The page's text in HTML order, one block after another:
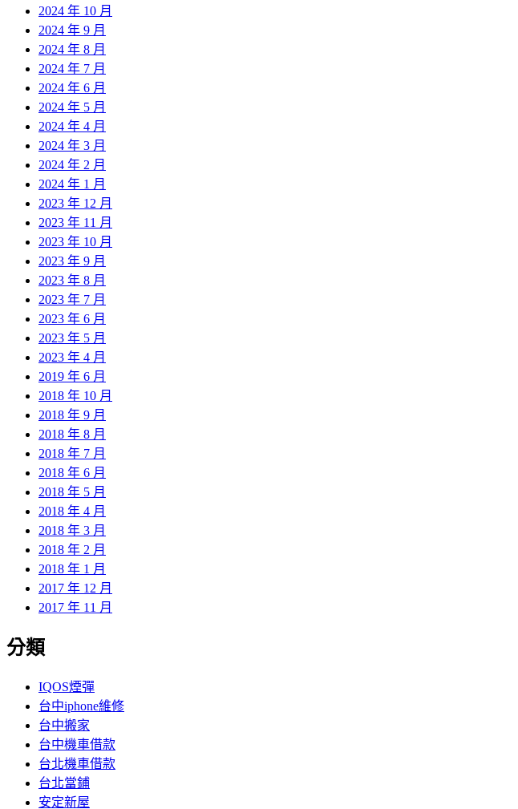
2024 年 10 月
2024 年 9 月
2024 年 8 月
2024 年 7 月
2024 年 6 月
2024 年 5 月
2024 年 4 月
2024 年 3 月
2024 年 2 月
2024 年 1 月
2023 年 12 月
2023 年 11 月
2023 年 10 月
2023 年 9 月
2023 年 8 月
2023 年 7 月
2023 年 6 月
2023 年 5 月
2023 年 4 月
2019 年 6 月
2018 年 10 月
2018 年 9 月
2018 年 8 月
2018 年 7 月
2018 年 6 月
2018 年 5 月
2018 年 4 月
2018 年 3 月
2018 年 2 月
2018 年 1 月
2017 年 12 月
2017 年 11 月
分類
IQOS煙彈
台中iphone維修
台中搬家
台中機車借款
台北機車借款
台北當鋪
安定新屋